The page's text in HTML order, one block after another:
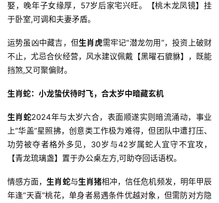
娶，晚年子女缘厚，57岁后家宅兴旺。【桃木龙凤镜】挂
于卧室,可调和夫妻矛盾。
运势虽凶中藏吉，但生肖虎需牢记“潜龙勿用”，投资上破财
不止，尤忌合伙经营，风水建议佩戴【黑曜石貔貅】，既能
挡煞,又可聚偏财。
生肖蛇：小龙蛰伏待时飞，合太岁中暗藏玄机
生肖蛇2024年与太岁六合，表面顺遂实则暗流涌动，事业
上“华盖”星照拂，创意类工作极为难得，但团队中遭打压、
功劳被夺者格外多见，30岁与42岁属蛇人宜守不宜攻，
【青龙琉璃盏】置于办公桌左方,可助夺回话语权。
情感方面，生肖蛇与生肖猪相冲，信任危机频发，明年甲辰
年逢“天喜”桃花，单身者易遇条件优越对象，但需防对方隐